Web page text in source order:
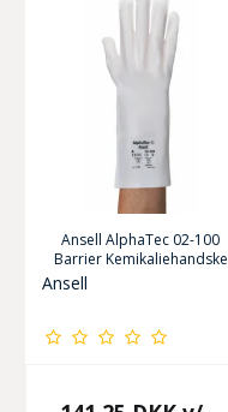
Ansell AlphaTec 02-100
Barrier Kemikaliehandske
Ansell